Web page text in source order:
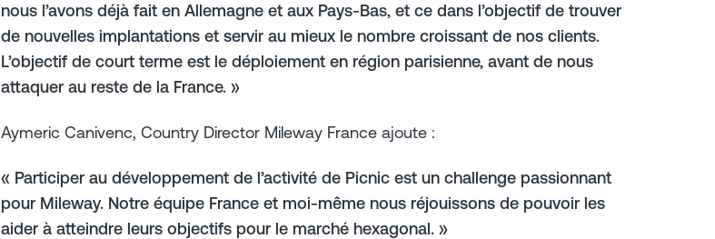
nous l’avons déjà fait en Allemagne et aux Pays-Bas, et ce dans l’objectif de trouver
de nouvelles implantations et servir au mieux le nombre croissant de nos clients.
L’objectif de court terme est le déploiement en région parisienne, avant de nous
attaquer au reste de la France. »
Aymeric Canivenc, Country Director Mileway France ajoute :
« Participer au développement de l’activité de Picnic est un challenge passionnant
pour Mileway. Notre équipe France et moi-même nous réjouissons de pouvoir les
aider à atteindre leurs objectifs pour le marché hexagonal. »